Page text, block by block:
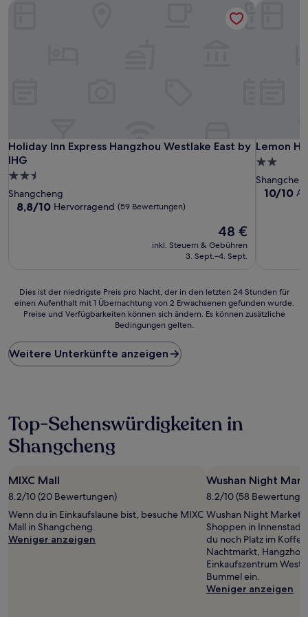
Holiday Inn Express Hangzhou Westlake East by
IHG
Holiday Inn Express Hangzhou Westlake East by IHG
2.5-
Sterne-
Unterkunft
Shangcheng
8.8
8,8/10 Hervorragend (59 Bewertungen)
Der
Preis
beträgt
48 €
inkl. Steuern & Gebühren
3. Sept.–4. Sept.
Holiday Inn Express Hangzhou Westlake East by IHG
Lemon
Lemon
2.0-
Sterne-
10.0
10/10
Dies
ist
Preis
pro
Nacht,
letzten
24 Stunden
für
einen
mit
1 Übernachtung
von
2 Erwachsenen
gefunden
wurde.
Dies ist der niedrigste Preis pro Nacht, der in den letzten 24 Stunden für
einen Aufenthalt mit 1 Übernachtung von 2 Erwachsenen gefunden wurde.
Preise und Verfügbarkeiten können sich ändern. Es können zusätzliche
Bedingungen gelten.
Weitere Unterkünfte anzeigen
Top-Sehenswürdigkeiten in
Shangcheng
MIXC Mall
8.2/10 (20 Bewertungen)
Wenn du in Einkaufslaune bist, besuche MIXC
Mall in Shangcheng.
Weniger anzeigen
Wushan Night
8.2/10 (58
Wushan Night Market
Shoppen in Innenstadt
du noch Platz im
Nachtmarkt,
Einkaufszentrum
Bummel ein.
Weniger anzeigen